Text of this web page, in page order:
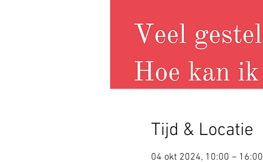
Tijd & Locatie
04 okt 2024, 10:00 – 16:00